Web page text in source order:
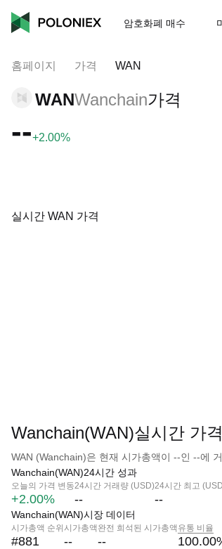
암호화폐 매수
홈페이지 가격 WAN
WANWanchain가격
--+2.00%
실시간 WAN 가격
Wanchain(WAN)실시간 가격
WAN (Wanchain)은 현재 시가총액이 --인 --에
Wanchain(WAN)24시간 성과
오늘의 가격 변동
+2.00%
24시간 거래량 (USD)
--
24시간 최고
--
Wanchain(WAN)시장 데이터
시가총액 순위
#881
시가총액
--
완전 희석된 시가총액
--
유통 비율
100.00